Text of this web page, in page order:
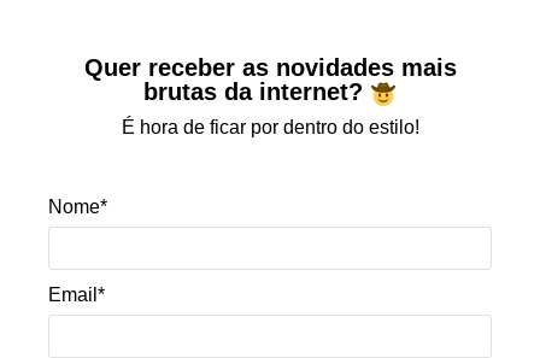
Quer receber as novidades mais
brutas da internet?
É hora de ficar por dentro do estilo!
Nome*
Email*